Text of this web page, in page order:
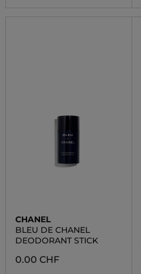
CHANEL
BLEU DE CHANEL
DEODORANT STICK
0.00 CHF